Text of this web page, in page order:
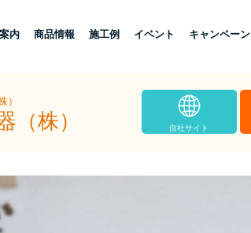
内 商品情報 施工例 イベント キャンペーン
）
株） 自社サイト